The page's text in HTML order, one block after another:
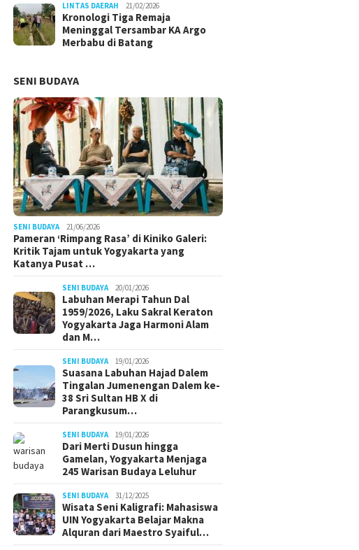
LINTAS DAERAH 21/02/2026
Kronologi Tiga Remaja
Meninggal Tersambar KA Argo
Merbabu di Batang
SENI BUDAYA
SENI BUDAYA 21/06/2026
Pameran ‘Rimpang Rasa’ di Kiniko Galeri:
Kritik Tajam untuk Yogyakarta yang
Katanya Pusat …
SENI BUDAYA 20/01/2026
Labuhan Merapi Tahun Dal
1959/2026, Laku Sakral Keraton
Yogyakarta Jaga Harmoni Alam
dan M…
SENI BUDAYA 19/01/2026
Suasana Labuhan Hajad Dalem
Tingalan Jumenengan Dalem ke-
38 Sri Sultan HB X di
Parangkusum…
SENI BUDAYA 19/01/2026
Dari Merti Dusun hingga
Gamelan, Yogyakarta Menjaga
245 Warisan Budaya Leluhur
SENI BUDAYA 31/12/2025
Wisata Seni Kaligrafi: Mahasiswa
UIN Yogyakarta Belajar Makna
Alquran dari Maestro Syaiful…